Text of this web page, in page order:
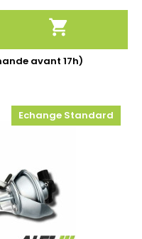

avant 17h)
Echange Standard